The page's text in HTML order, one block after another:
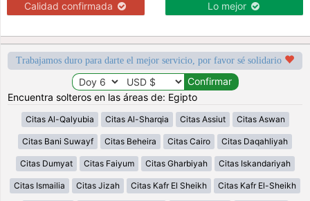
Calidad confirmada Lo mejor
Trabajamos duro para darte el mejor servicio, por favor sé solidario
Encuentra solteros en las áreas de: Egipto
Citas Al-Qalyubia Citas Al-Sharqia Citas Assiut Citas Aswan
Citas Bani Suwayf Citas Beheira Citas Cairo Citas Daqahliyah
Citas Dumyat Citas Faiyum Citas Gharbiyah Citas Iskandariyah
Citas Ismailia Citas Jizah Citas Kafr El Sheikh Citas Kafr El-Sheikh